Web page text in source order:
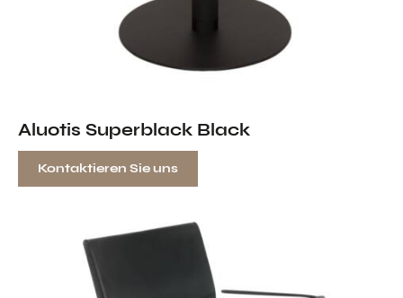
Aluotis Superblack Black
Kontaktieren Sie uns